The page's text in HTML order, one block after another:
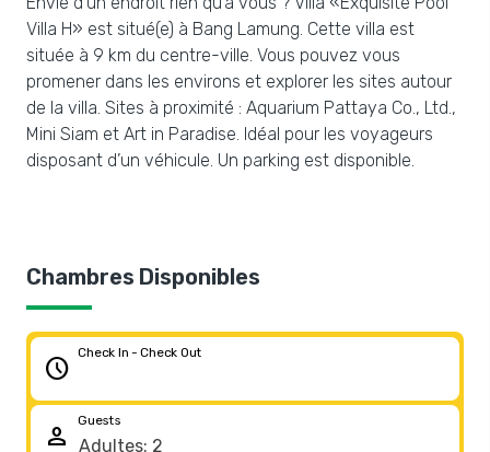
Villa H» est situé(e) à Bang Lamung. Cette villa est
située à 9 km du centre-ville. Vous pouvez vous
promener dans les environs et explorer les sites autour
de la villa. Sites à proximité : Aquarium Pattaya Co., Ltd.,
Mini Siam et Art in Paradise. Idéal pour les voyageurs
disposant d’un véhicule. Un parking est disponible.
Chambres Disponibles
schedule
Check In - Check Out
person
Guests